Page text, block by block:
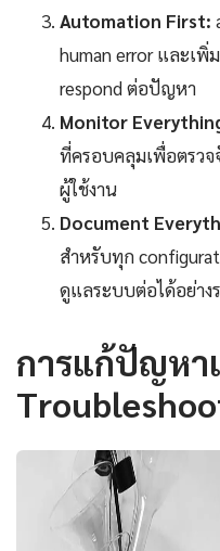
Automation First:
human error และเพิ่
respond ต่อปัญหา
Monitor
ที่ครอบคลุมเพื่อตรว
ผู้ใช้งาน
Document
สำหรับทุก
ดูแลระบบต่อได้อย่าง
การแก้ปัญหา